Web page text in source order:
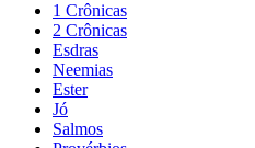
1 Crônicas
2 Crônicas
Esdras
Neemias
Ester
Jó
Salmos